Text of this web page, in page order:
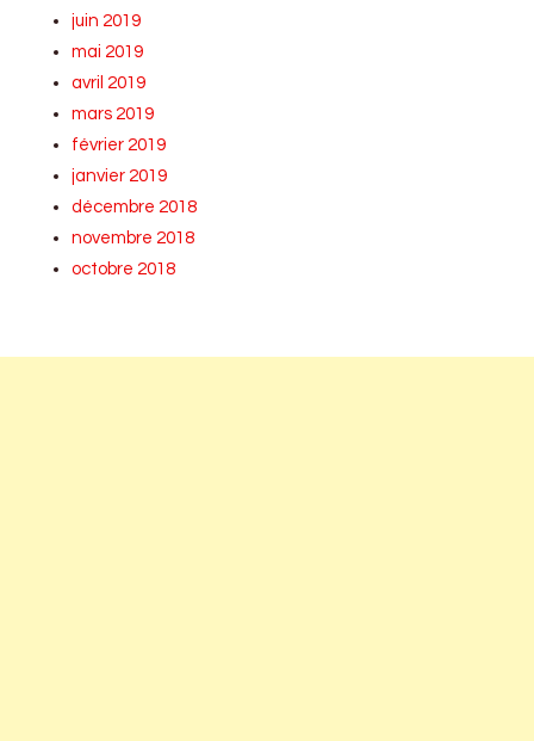
juin 2019
mai 2019
avril 2019
mars 2019
février 2019
janvier 2019
décembre 2018
novembre 2018
octobre 2018